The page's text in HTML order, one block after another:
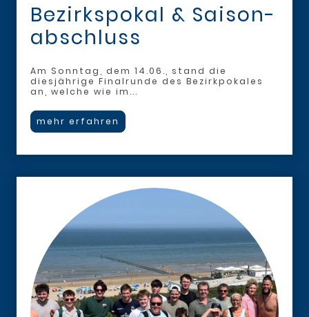
Bezirkspokal & Saison-
abschluss
Am Sonntag, dem 14.06., stand die
diesjährige Finalrunde des Bezirkpokales
an, welche wie im...
mehr erfahren